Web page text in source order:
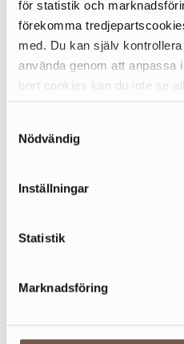
för statistik och
förekomma
med. Du kan själv
använda genom att anpassa
bort cookies kan du inte se
Nödvändig
Inställningar
Statistik
Marknadsföring